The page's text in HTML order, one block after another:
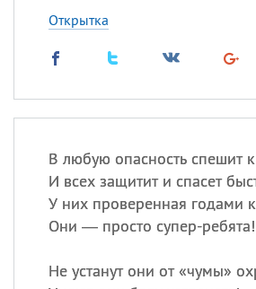
Открытка
В любую опасность
И всех защитит и спасет
У них проверенная годами
Они — просто супер-ребята!
Не устанут они от «чумы»